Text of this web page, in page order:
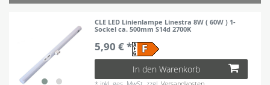
CLE LED Linienlampe Linestra 8W ( 60W ) 1-
Sockel ca. 500mm S14d 2700K
5,90 € *
In den Warenkorb